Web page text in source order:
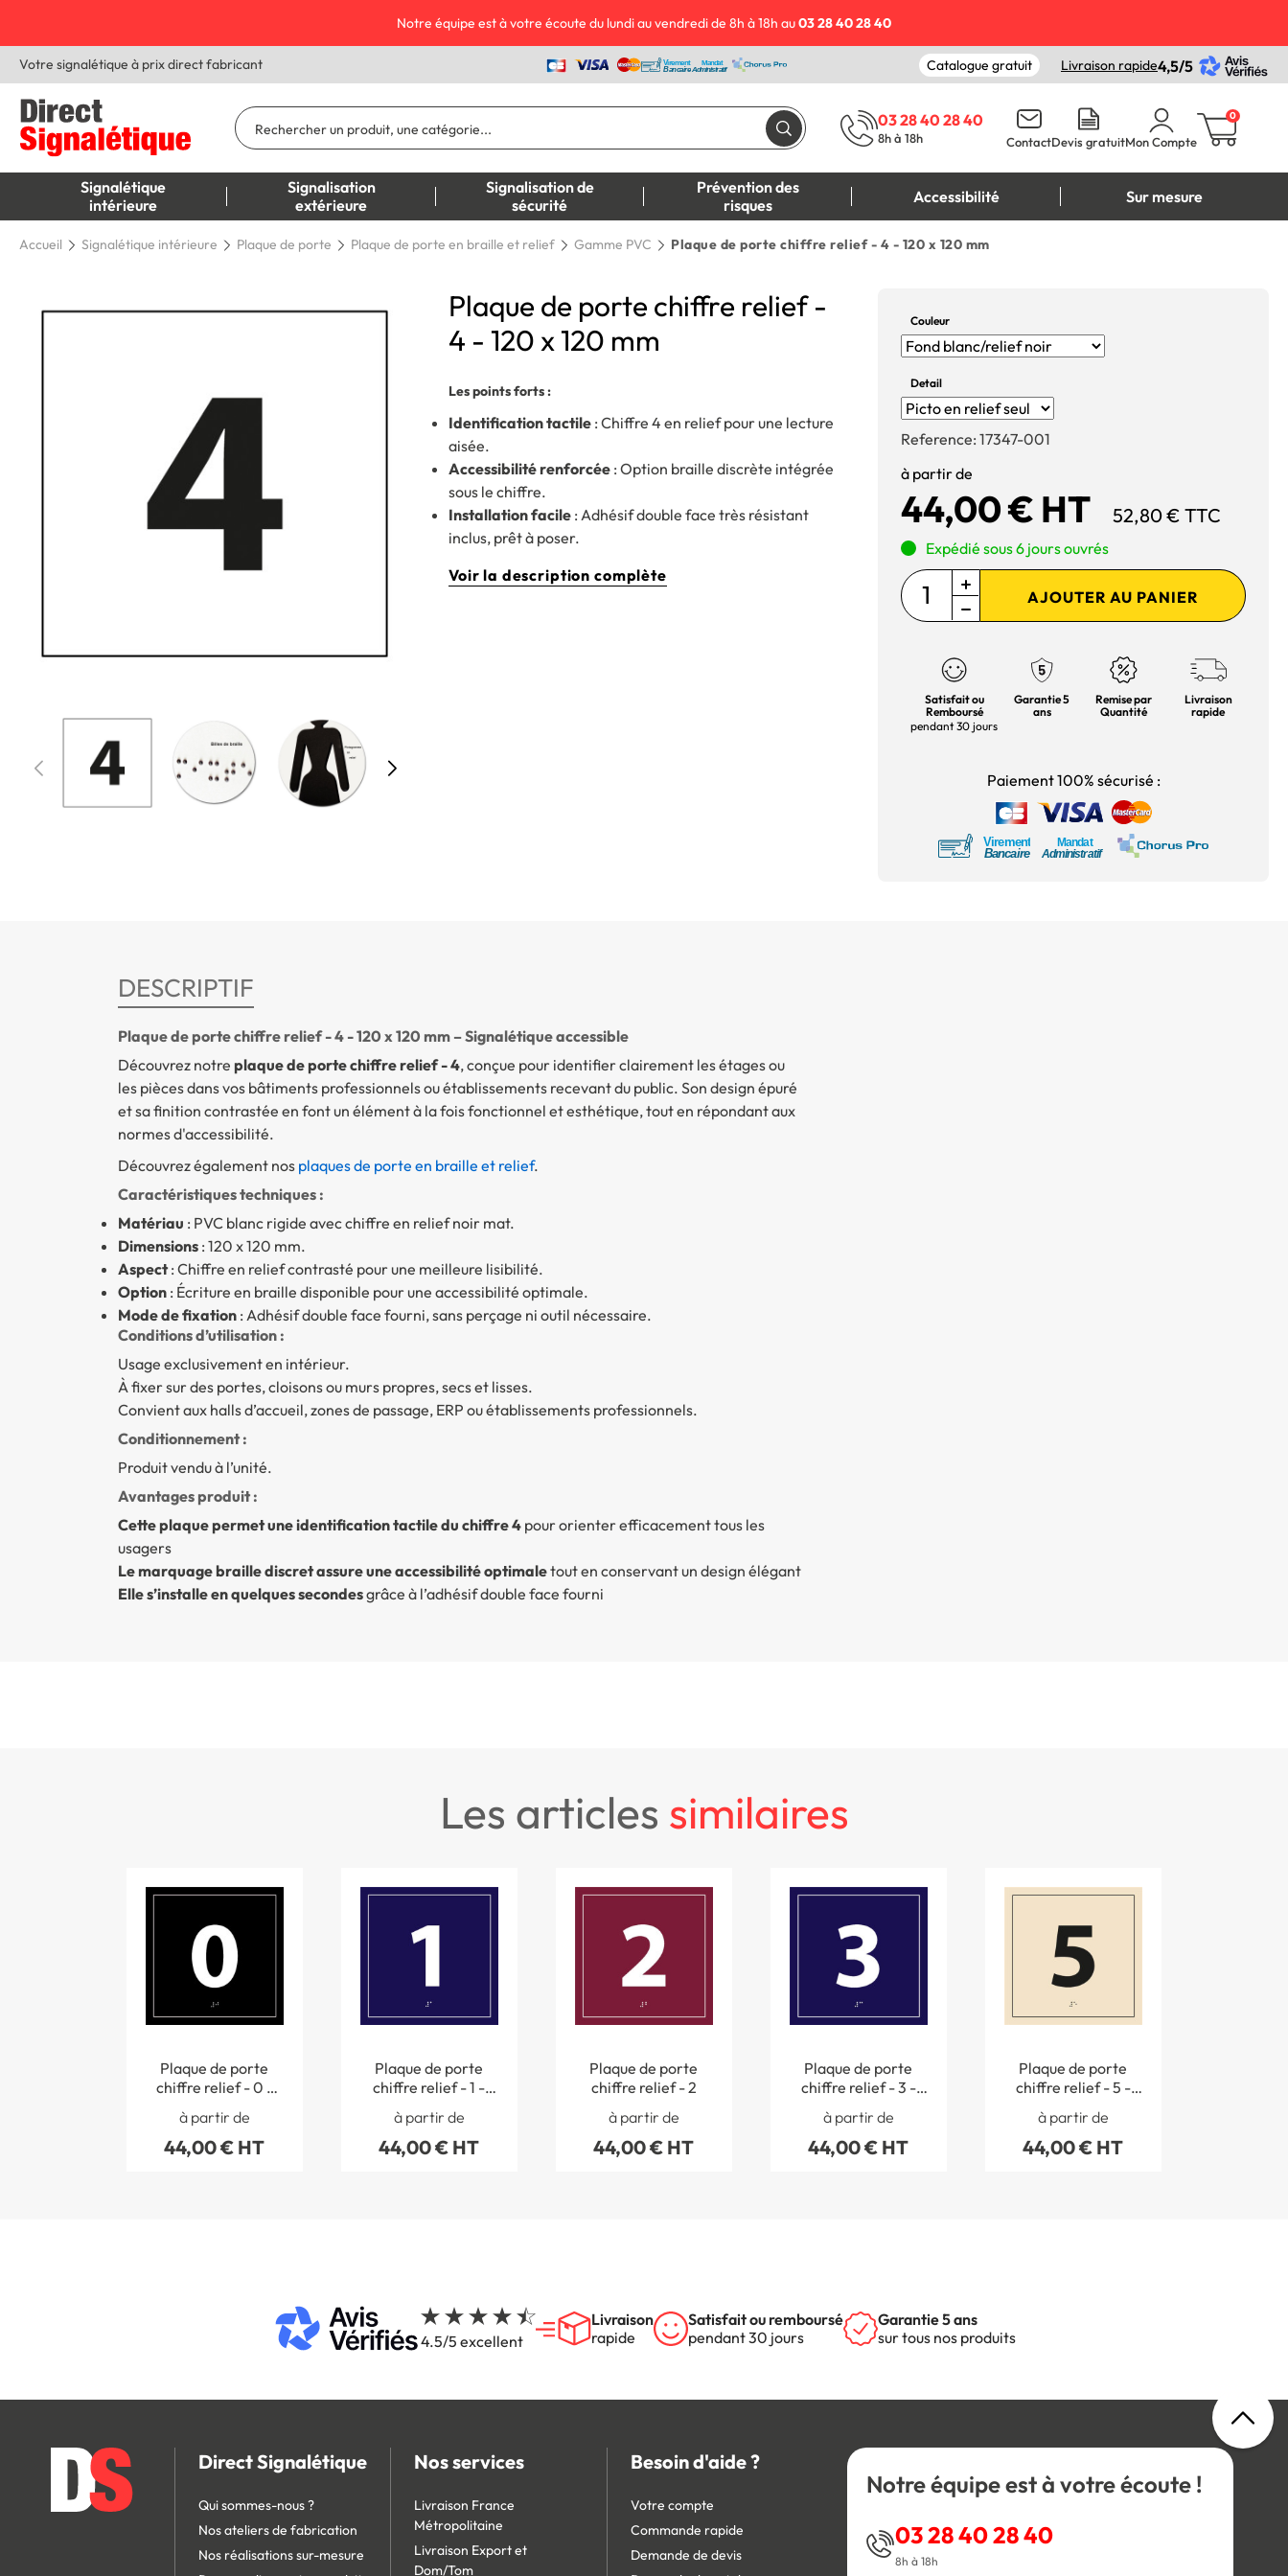
Notre équipe est à votre écoute du lundi au vendredi de 8h à 18h au03 28 40 28 40
Votre signalétique à prix direct fabricant Catalogue gratuit Livraison rapide4,5/5
03 28 40 28 40
8h à 18h ContactDevis gratuitMon Compte
0
Signalétique
intérieure
Signalisation
extérieure
Signalisation de
sécurité
Prévention des
risques
Accessibilité Sur mesure
Accueil Signalétique intérieure Plaque de porte Plaque de porte en braille et relief Gamme PVC Plaque de porte chiffre relief - 4 - 120 x 120 mm
Plaque de porte chiffre relief -
4 - 120 x 120 mm
Les points forts :
Identification tactile : Chiffre 4 en relief pour une lecture
aisée.
Accessibilité renforcée : Option braille discrète intégrée
sous le chiffre.
Installation facile : Adhésif double face très résistant
inclus, prêt à poser.
Voir la description complète
Couleur
Detail
Reference: 17347-001
à partir de
44,00 € HT 52,80 € TTC
Expédié sous 6 jours ouvrés
AJOUTER AU PANIER
Satisfait ou
Remboursé
pendant 30 jours
Garantie 5
ans
Remise par
Quantité
Livraison
rapide
Paiement 100% sécurisé :
DESCRIPTIF
Plaque de porte chiffre relief - 4 - 120 x 120 mm – Signalétique accessible
Découvrez notre plaque de porte chiffre relief - 4, conçue pour identifier clairement les étages ou
les pièces dans vos bâtiments professionnels ou établissements recevant du public. Son design épuré
et sa finition contrastée en font un élément à la fois fonctionnel et esthétique, tout en répondant aux
normes d'accessibilité.
Découvrez également nos plaques de porte en braille et relief.
Caractéristiques techniques :
Matériau : PVC blanc rigide avec chiffre en relief noir mat.
Dimensions: 120 x 120 mm.
Aspect: Chiffre en relief contrasté pour une meilleure lisibilité.
Option: Écriture en braille disponible pour une accessibilité optimale.
Mode de fixation: Adhésif double face fourni, sans perçage ni outil nécessaire.
Conditions d’utilisation :
Usage exclusivement en intérieur.
À fixer sur des portes, cloisons ou murs propres, secs et lisses.
Convient aux halls d’accueil, zones de passage, ERP ou établissements professionnels.
Conditionnement :
Produit vendu à l’unité.
Avantages produit :
Cette plaque permet une identification tactile du chiffre 4pour orienter efficacement tous les
usagers
Le marquage braille discret assure une accessibilité optimaletout en conservant un design élégant
Elle s’installe en quelques secondesgrâce à l’adhésif double face fourni
les articles similaires
Plaque de porte
chiffre relief - 0 -
120 x 120 mm
à partir de
44,00 € HT
Plaque de porte
chiffre relief - 1 -
120 x 120 mm
à partir de
44,00 € HT
Plaque de porte
chiffre relief - 2
à partir de
44,00 € HT
Plaque de porte
chiffre relief - 3 -
120 x 120 mm
à partir de
44,00 € HT
Plaque de porte
chiffre relief - 5 -
120 x 120 mm
à partir de
44,00 € HT
4.5/5 excellent
Livraison
rapide
Satisfait ou remboursé
pendant 30 jours
Garantie 5 ans
sur tous nos produits
Direct Signalétique
Qui sommes-nous ?
Nos ateliers de fabrication
Nos réalisations sur-mesure
Nos services
Livraison France
Métropolitaine
Livraison Export et
Dom/Tom
Besoin d'aide ?
Votre compte
Commande rapide
Demande de devis
Notre équipe est à votre écoute !
03 28 40 28 40
8h à 18h